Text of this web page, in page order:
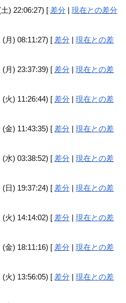
) 22:06:27) [ 差分 |現在との差分
(月) 08:11:27) [ 差分 |現在との差
(月) 23:37:39) [ 差分 |現在との差
(火) 11:26:44) [ 差分 |現在との差
(金) 11:43:35) [ 差分 |現在との差
(水) 03:38:52) [ 差分 |現在との差
(日) 19:37:24) [ 差分 |現在との差
(火) 14:14:02) [ 差分 |現在との差
(金) 18:11:16) [ 差分 |現在との差
(火) 13:56:05) [ 差分 |現在との差